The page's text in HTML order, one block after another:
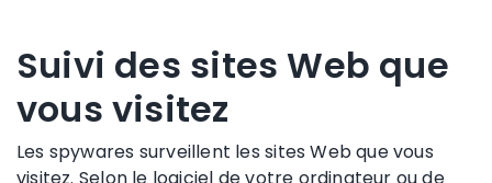
Suivi des sites Web que
vous visitez
Les spywares surveillent les sites Web que vous
visitez. Selon le logiciel de votre ordinateur ou de